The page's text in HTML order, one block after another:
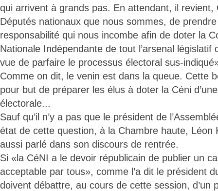
qui arrivent à grands pas. En attendant, il revient,
Députés nationaux que nous sommes, de
responsabilité qui nous incombe afin de doter la
Nationale Indépendante de tout l’arsenal législatif
vue de parfaire le processus électoral sus-
Comme on dit, le venin est dans la queue. Cette
pour but de préparer les élus à doter la Céni
électorale...
Sauf qu’il n’y a pas que le président de
état de cette question, à la Chambre haute, Léon
aussi parlé dans son discours de rentrée.
Si «la CéNI a le devoir républicain de publier un
acceptable par tous», comme l’a dit le président
doivent débattre, au cours de cette session, d’un